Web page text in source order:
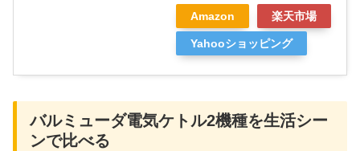
Amazon 楽天市場
Yahooショッピング
バルミューダ電気ケトル2機種を生活シー
ンで比べる